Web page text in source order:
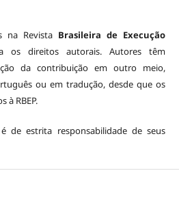
na Revista Brasileira de Execução
os direitos autorais. Autores têm
da contribuição em outro meio,
ou em tradução, desde que os
à RBEP.
de estrita responsabilidade de seus